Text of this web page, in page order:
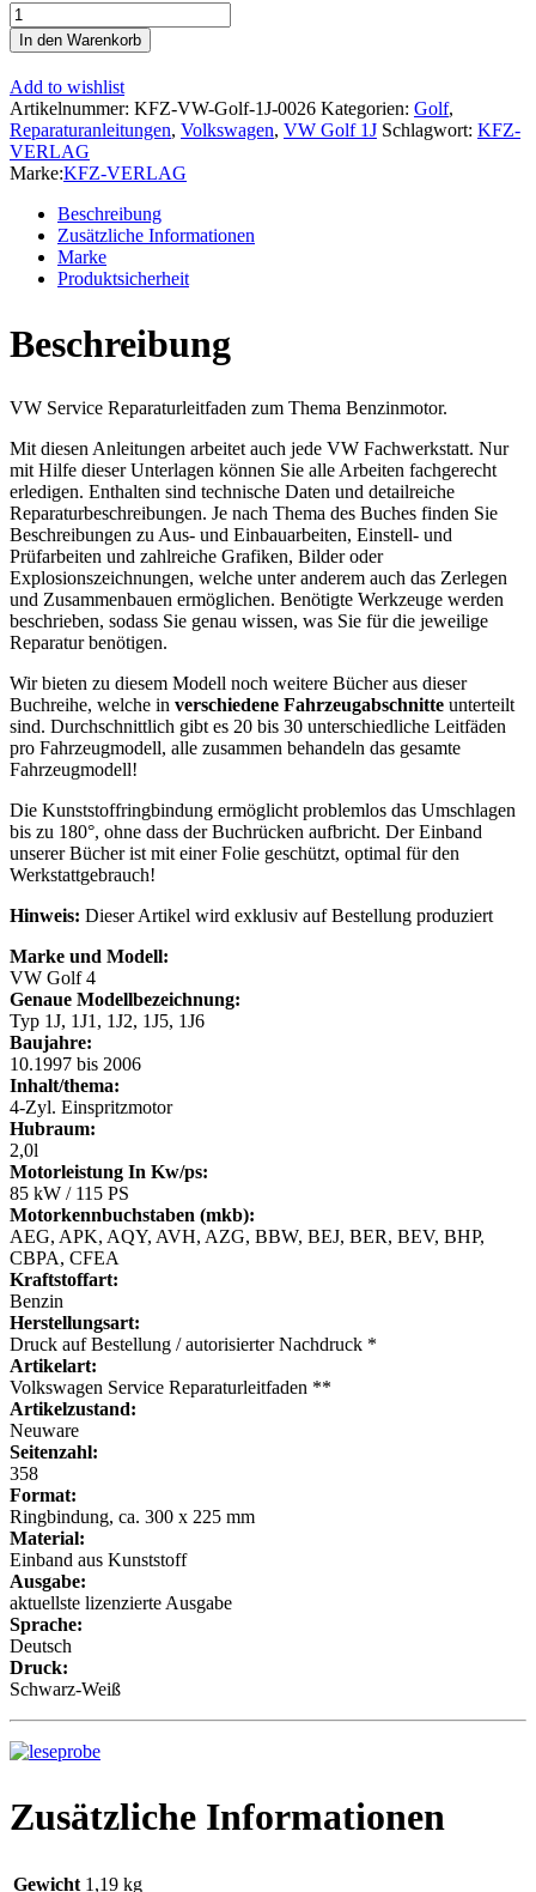
VW
Golf
4
Typ
1J
1997-
2006
4-
Zyl.
Benzinmotor
Reparaturanleitung
In den Warenkorb
Add to wishlist
Artikelnummer: KFZ-VW-Golf-1J-0026 Kategorien: Golf,
Reparaturanleitungen, Volkswagen, VW Golf 1J Schlagwort: KFZ-
VERLAG
Marke:KFZ-VERLAG
Beschreibung
Zusätzliche Informationen
Marke
Produktsicherheit
Beschreibung
VW Service Reparaturleitfaden zum Thema Benzinmotor.
Mit diesen Anleitungen arbeitet auch jede VW Fachwerkstatt. Nur
mit Hilfe dieser Unterlagen können Sie alle Arbeiten fachgerecht
erledigen. Enthalten sind technische Daten und detailreiche
Reparaturbeschreibungen. Je nach Thema des Buches finden Sie
Beschreibungen zu Aus- und Einbauarbeiten, Einstell- und
Prüfarbeiten und zahlreiche Grafiken, Bilder oder
Explosionszeichnungen, welche unter anderem auch das Zerlegen
und Zusammenbauen ermöglichen. Benötigte Werkzeuge werden
beschrieben, sodass Sie genau wissen, was Sie für die jeweilige
Reparatur benötigen.
Wir bieten zu diesem Modell noch weitere Bücher aus dieser
Buchreihe, welche in verschiedene Fahrzeugabschnitte unterteilt
sind. Durchschnittlich gibt es 20 bis 30 unterschiedliche Leitfäden
pro Fahrzeugmodell, alle zusammen behandeln das gesamte
Fahrzeugmodell!
Die Kunststoffringbindung ermöglicht problemlos das Umschlagen
bis zu 180°, ohne dass der Buchrücken aufbricht. Der Einband
unserer Bücher ist mit einer Folie geschützt, optimal für den
Werkstattgebrauch!
Hinweis: Dieser Artikel wird exklusiv auf Bestellung produziert
Marke und Modell:
VW Golf 4
Genaue Modellbezeichnung:
Typ 1J, 1J1, 1J2, 1J5, 1J6
Baujahre:
10.1997 bis 2006
Inhalt/thema:
4-Zyl. Einspritzmotor
Hubraum:
2,0l
Motorleistung In Kw/ps:
85 kW / 115 PS
Motorkennbuchstaben (mkb):
AEG, APK, AQY, AVH, AZG, BBW, BEJ, BER, BEV, BHP,
CBPA, CFEA
Kraftstoffart:
Benzin
Herstellungsart:
Druck auf Bestellung / autorisierter Nachdruck *
Artikelart:
Volkswagen Service Reparaturleitfaden **
Artikelzustand:
Neuware
Seitenzahl:
358
Format:
Ringbindung, ca. 300 x 225 mm
Material:
Einband aus Kunststoff
Ausgabe:
aktuellste lizenzierte Ausgabe
Sprache:
Deutsch
Druck:
Schwarz-Weiß
Zusätzliche Informationen
Gewicht 1,19 kg